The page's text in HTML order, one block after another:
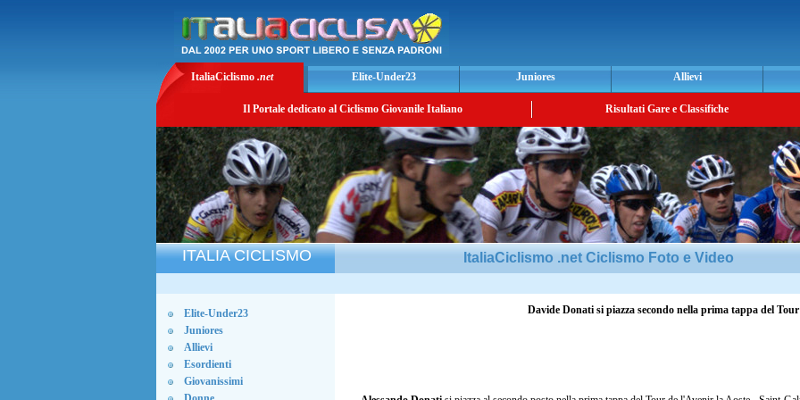
ItaliaCiclismo .net Elite-Under23 Juniores Allievi
Il Portale dedicato al Ciclismo Giovanile Italiano Risultati Gare e Classifiche
ITALIA CICLISMO ItaliaCiclismo .net Ciclismo Foto e Video
Elite-Under23
Juniores
Allievi
Esordienti
Giovanissimi
Davide Donati si piazza secondo nella prima tappa del